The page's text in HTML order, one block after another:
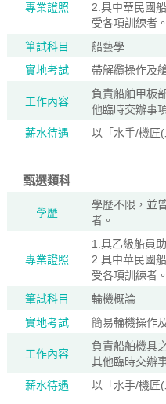
專業證照
2.具中華民國
受各項訓練者。
筆試科目
船藝學
實地考試
帶解纜操作及
工作內容
負責船舶甲板
他臨時交辦事
薪水待遇
以「水手/機匠
甄選類科
學歷
學歷不限，並
者。
專業證照
1.具乙級船員
2.具中華民國
受各項訓練者。
筆試科目
輪機概論
實地考試
簡易輪機操作
工作內容
負責船舶機具
其他臨時交辦
薪水待遇
以「水手/機匠